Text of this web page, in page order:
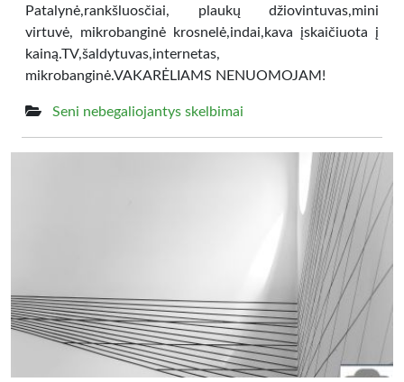
Patalynė,rankšluosčiai, plaukų džiovintuvas,mini
virtuvė, mikrobanginė krosnelė,indai,kava įskaičiuota į
kainą.TV,šaldytuvas,internetas,
mikrobanginė.VAKARĖLIAMS NENUOMOJAM!
Seni nebegaliojantys skelbimai